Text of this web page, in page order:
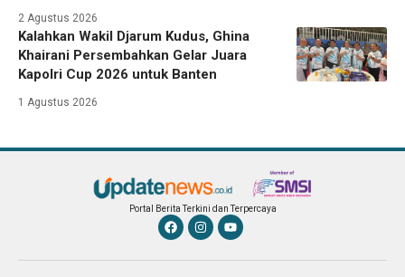
2 Agustus 2026
Kalahkan Wakil Djarum Kudus, Ghina
Khairani Persembahkan Gelar Juara
Kapolri Cup 2026 untuk Banten
1 Agustus 2026
Portal Berita Terkini dan Terpercaya